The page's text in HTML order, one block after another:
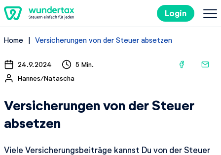
Login
So geht's
Kosten
Steuertipps
Steuer-Lexikon
Home Versicherungen von der Steuer absetzen
24.9.2024
5 Min.
Hannes/Natascha
Versicherungen von der Steuer
absetzen
Viele Versicherungsbeiträge kannst Du von der Steuer